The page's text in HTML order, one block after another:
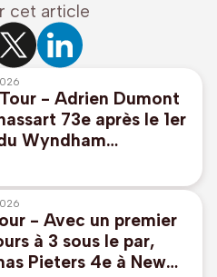
cet article
- Adrien Dumont
73e après le 1er
Wyndham
- Avec un premier
à 3 sous le par,
Pieters 4e à New